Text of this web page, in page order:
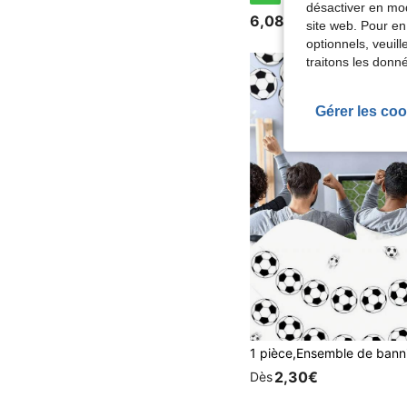
6,08€
Dès2,30€
désactiver en
site web. Pour
optionnels,
traitons les
Gérer les